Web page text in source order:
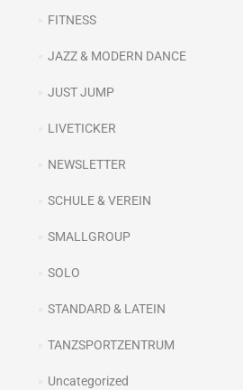
FITNESS
JAZZ & MODERN DANCE
JUST JUMP
LIVETICKER
NEWSLETTER
SCHULE & VEREIN
SMALLGROUP
SOLO
STANDARD & LATEIN
TANZSPORTZENTRUM
Uncategorized